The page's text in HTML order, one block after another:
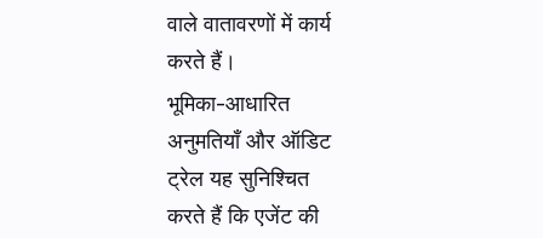
वाले वातावरणों में कार्य
करते हैं।
भूमिका-आधारित
अनुमतियाँ और ऑडिट
ट्रेल यह सुनिश्चित
करते हैं कि एजेंट की